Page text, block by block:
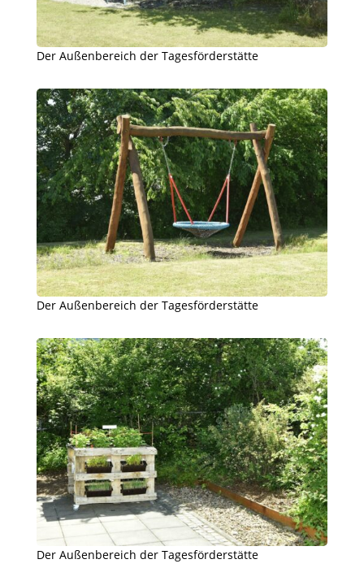
Der Außenbereich der Tagesförderstätte
Der Außenbereich der Tagesförderstätte
Der Außenbereich der Tagesförderstätte